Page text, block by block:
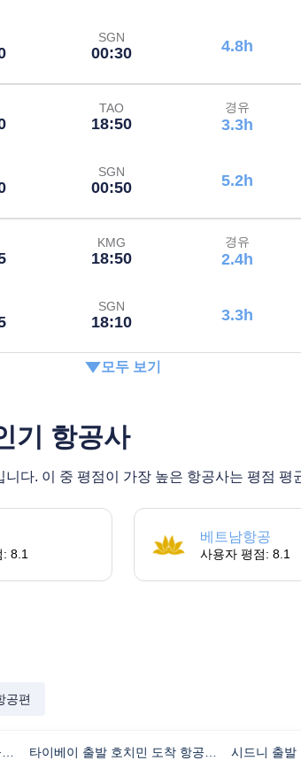
SGN
00:30 4.8h
TAO
18:50
경유
3.3h
SGN
00:50 5.2h
KMG
18:50
경유
2.4h
SGN
18:10 3.3h
모두 보기
기 항공사
다. 이 중 평점이 가장 높은 항공사는 평점 평
8.1
베트남항공
사용자 평점: 8.1
공편